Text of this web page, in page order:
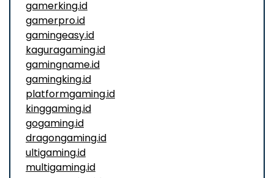
gamerking.id
gamerpro.id
gamingeasy.id
kaguragaming.id
gamingname.id
gamingking.id
platformgaming.id
kinggaming.id
gogaming.id
dragongaming.id
ultigaming.id
multigaming.id